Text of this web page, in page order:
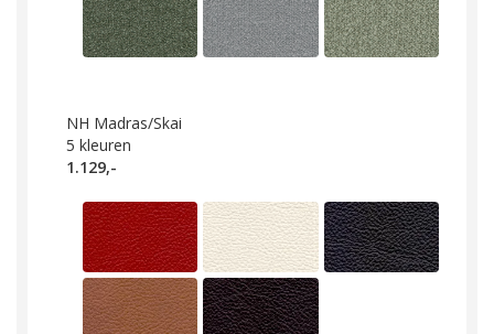
NH Madras/Skai
5 kleuren
1.129,-